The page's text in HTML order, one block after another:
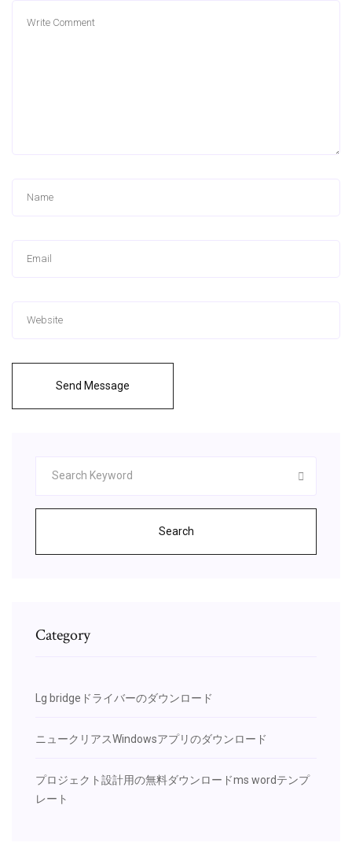
Send Message
Search
Category
Lg bridgeドライバーのダウンロード
ニュークリアスWindowsアプリのダウンロード
プロジェクト設計用の無料ダウンロードms wordテンプ
レート